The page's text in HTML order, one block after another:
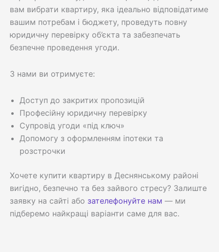
вам вибрати квартиру, яка ідеально відповідатиме
вашим потребам і бюджету, проведуть повну
юридичну перевірку об’єкта та забезпечать
безпечне проведення угоди.
З нами ви отримуєте:
Доступ до закритих пропозицій
Професійну юридичну перевірку
Супровід угоди «під ключ»
Допомогу з оформленням іпотеки та
розстрочки
Хочете купити квартиру в Деснянському районі
вигідно, безпечно та без зайвого стресу? Залиште
заявку на сайті або зателефонуйте нам — ми
підберемо найкращі варіанти саме для вас.